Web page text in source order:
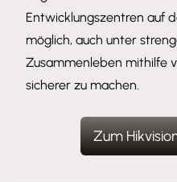
Entwicklungszentren auf
möglich, auch unter
Zusammenleben mithilfe
sicherer zu machen.
Zum